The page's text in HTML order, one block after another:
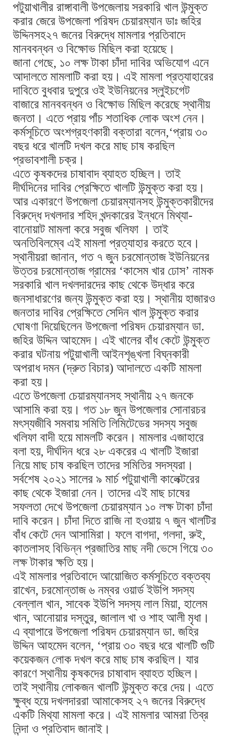
পটুয়াখালীর রাঙ্গাবালী উপজেলায় সরকারি খাল উন্মুক্ত
করার জেরে উপজেলা পরিষদ চেয়ারম্যান ডাঃ জহির
উদ্দিনসহ২৭ জনের বিরুদ্ধে মামলার প্রতিবাদে
মানববন্ধন ও বিক্ষোভ মিছিল করা হয়েছে।
জানা গেছে, ১০ লক্ষ টাকা চাঁদা দাবির অভিযোগ এনে
আদালতে মামলাটি করা হয়। এই মামলা প্রত্যাহারের
দাবিতে বুধবার দুপুরে ওই ইউনিয়নের স্লুইচগেট
বাজারে মানববন্ধন ও বিক্ষোভ মিছিল করেছে স্থানীয়
জনতা। এতে প্রায় পাঁচ শতাধিক লোক অংশ নেন।
কর্মসূচিতে অংশগ্রহণকারী বক্তারা বলেন,‘প্রায় ৩০
বছর ধরে খালটি দখল করে মাছ চাষ করছিল
প্রভাবশালী চক্র।
এতে কৃষকদের চাষাবাদ ব্যাহত হচ্ছিল। তাই
দীর্ঘদিনের দাবির প্রেক্ষিতে খালটি উন্মুক্ত করা হয়।
আর একারণে উপজেলা চেয়ারম্যানসহ উন্মুক্তকারীদের
বিরুদ্ধে দখলদার শহিদ খন্দকারের ইন্ধনে মিথ্যা-
বানোয়াট মামলা করে সবুজ খলিফা । তাই
অনতিবিলম্বে এই মামলা প্রত্যাহার করতে হবে।
স্থানীয়রা জানান, গত ৭ জুন চরমোন্তাজ ইউনিয়নের
উত্তর চরমোন্তাজ গ্রামের ‘কাসেম খার ঢোস’ নামক
সরকারি খাল দখলদারদের কাছ থেকে উদ্ধার করে
জনসাধারণের জন্য উন্মুক্ত করা হয়। স্থানীয় হাজারও
জনতার দাবির প্রেক্ষিতে সেদিন খাল উন্মুক্ত করার
ঘোষণা দিয়েছিলেন উপজেলা পরিষদ চেয়ারম্যান ডা.
জহির উদ্দিন আহমেদ। এই খালের বাঁধ কেটে উন্মুক্ত
করার ঘটনায় পটুয়াখালী আইনশৃঙ্খলা বিঘ্নকারী
অপরাধ দমন (দ্রুত বিচার) আদালতে একটি মামলা
করা হয়।
এতে উপজেলা চেয়ারম্যানসহ স্থানীয় ২৭ জনকে
আসামি করা হয়। গত ১৮ জুন উপজেলার সোনারচর
মৎস্যজীবি সমবায় সমিতি লিমিটেডের সদস্য সবুজ
খলিফা বাদী হয়ে মামলটি করেন। মামলার এজাহারে
বলা হয়, দীর্ঘদিন ধরে ২৮ একরের এ খালটি ইজারা
নিয়ে মাছ চাষ করছিল তাদের সমিতির সদস্যরা।
সর্বশেষ ২০২১ সালের ৯ মার্চ পটুয়াখালী কালেক্টরের
কাছ থেকে ইজারা নেন। তাদের এই মাছ চাষের
সফলতা দেখে উপজেলা চেয়ারম্যান ১০ লক্ষ টাকা চাঁদা
দাবি করেন। চাঁদা দিতে রাজি না হওয়ায় ৭ জুন খালটির
বাঁধ কেটে দেন আসামিরা। ফলে বাগদা, গলদা, রুই,
কাতলাসহ বিভিন্ন প্রজাতির মাছ নদী ভেসে গিয়ে ৩০
লক্ষ টাকার ক্ষতি হয়।
এই মামলার প্রতিবাদে আয়োজিত কর্মসূচিতে বক্তব্য
রাখেন, চরমোন্তাজ ৬ নম্বর ওয়ার্ড ইউপি সদস্য
বেল্লাল খান, সাবেক ইউপি সদস্য লাল মিয়া, হালেম
খান, আনোয়ার দস্তুর, জালাল খা ও শাহ আলী মৃধা।
এ ব্যাপারে উপজেলা পরিষদ চেয়ারম্যান ডা. জহির
উদ্দিন আহমেদ বলেন, ‘প্রায় ৩০ বছর ধরে খালটি গুটি
কয়েকজন লোক দখল করে মাছ চাষ করছিল। যার
কারণে স্থানীয় কৃষকদের চাষাবাদ ব্যাহত হচ্ছিল।
তাই স্থানীয় লোকজন খালটি উন্মুক্ত করে দেয়। এতে
ক্ষুব্ধ হয়ে দখলদাররা আমাকেসহ ২৭ জনের বিরুদ্ধে
একটি মিথ্যা মামলা করে। এই মামলার আমরা তিব্র
নিন্দা ও প্রতিবাদ জানাই।